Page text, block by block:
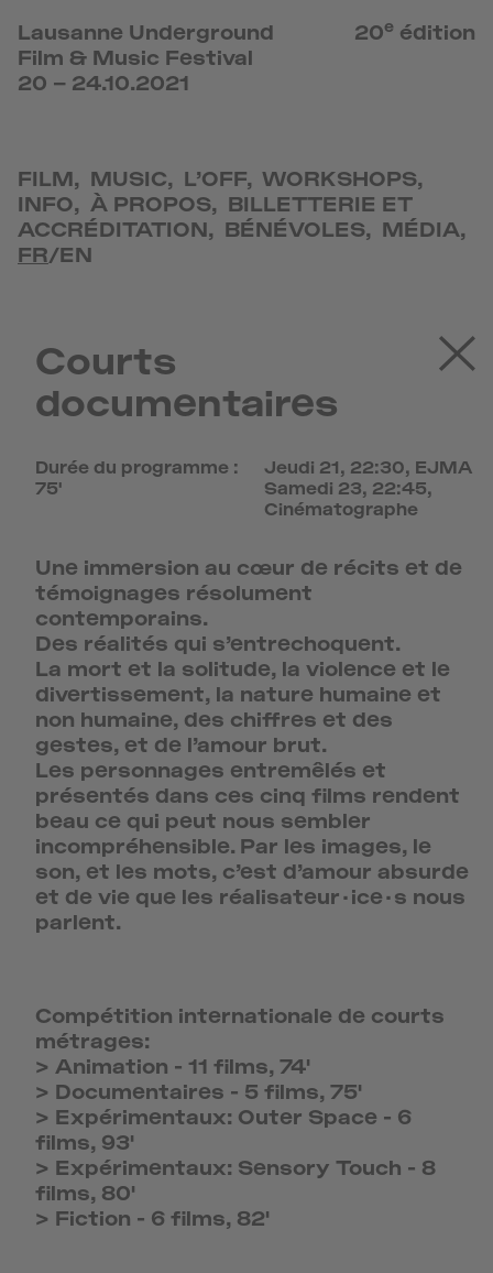
Lausanne Underground
Film & Music Festival
20eédition
20 – 24.10.2021
FILM, MUSIC, L’OFF, WORKSHOPS,
INFO, À PROPOS, BILLETTERIE ET
ACCRÉDITATION, BÉNÉVOLES, MÉDIA,
FR/EN
Courts
documentaires
Durée du programme :
75'
Jeudi 21, 22:30, EJMA
Samedi 23, 22:45,
Cinématographe
Une immersion au cœur de récits et de
témoignages résolument
contemporains.
Des réalités qui s’entrechoquent.
La mort et la solitude, la violence et le
divertissement, la nature humaine et
non humaine, des chiffres et des
gestes, et de l’amour brut.
Les personnages entremêlés et
présentés dans ces cinq films rendent
beau ce qui peut nous sembler
incompréhensible. Par les images, le
son, et les mots, c’est d’amour absurde
et de vie que les réalisateur·ice·s nous
parlent.
Compétition internationale de courts
métrages:
> Animation - 11 films, 74'
> Documentaires - 5 films, 75'
> Expérimentaux: Outer Space - 6
films, 93'
> Expérimentaux: Sensory Touch - 8
films, 80'
> Fiction - 6 films, 82'